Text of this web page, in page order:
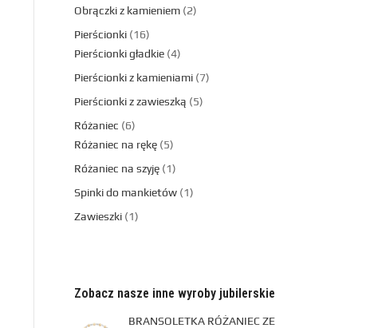
Obrączki z kamieniem 2
Pierścionki 16
Pierścionki gładkie 4
Pierścionki z kamieniami 7
Pierścionki z zawieszką
5
Różaniec
6
Różaniec na rękę 5
Różaniec na szyję 1
Spinki do mankietów 1
Zawieszki 1
Zobacz nasze inne wyroby jubilerskie
BRANSOLETKA RÓŻANIEC ZE